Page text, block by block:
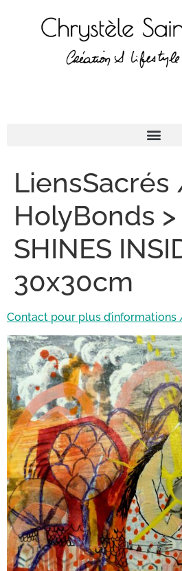
HolyBonds >
SHINES
30x30cm
Contact pour plus